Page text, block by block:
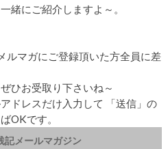
緒にご紹介しますよ～。
ルマガにご登録頂いた方全員に差
ひお受取り下さいね～
ドレスだけ入力して 「送信」の
OKです。
記メールマガジン